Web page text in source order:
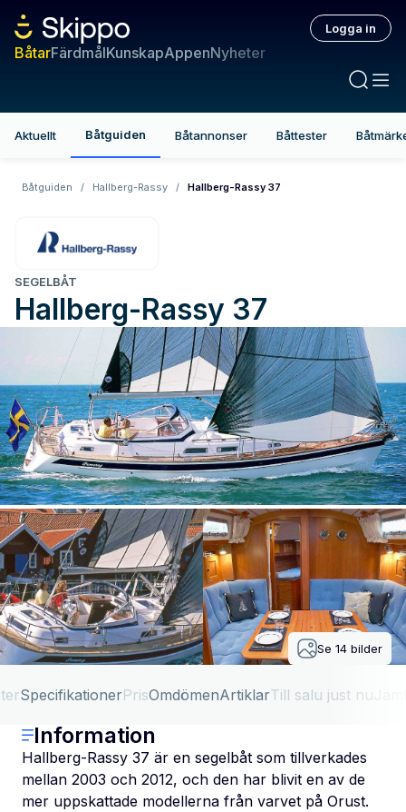
BåtarFärdmålKunskapAppenNyheter
Logga in
Aktuellt Båtguiden Båtannonser Båttester
Båtguiden / Hallberg-Rassy / Hallberg-Rassy 37
SEGELBÅT
Hallberg-Rassy 37
Se 14 bilder
SpecifikationerPrisOmdömenArtiklarTill salu just nu
Information
Hallberg-Rassy 37 är en segelbåt som tillverkades
mellan 2003 och 2012, och den har blivit en av de
mer uppskattade modellerna från varvet på Orust.